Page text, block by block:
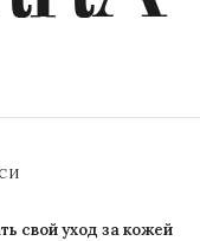
свой уход за кожей